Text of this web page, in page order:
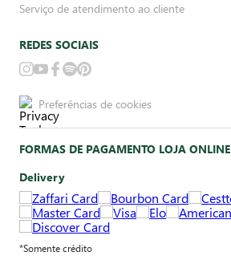
Serviço de atendimento ao cliente
REDES SOCIAIS
Preferências de cookies
FORMAS DE PAGAMENTO LOJA ONLINE
Delivery
*Somente crédito